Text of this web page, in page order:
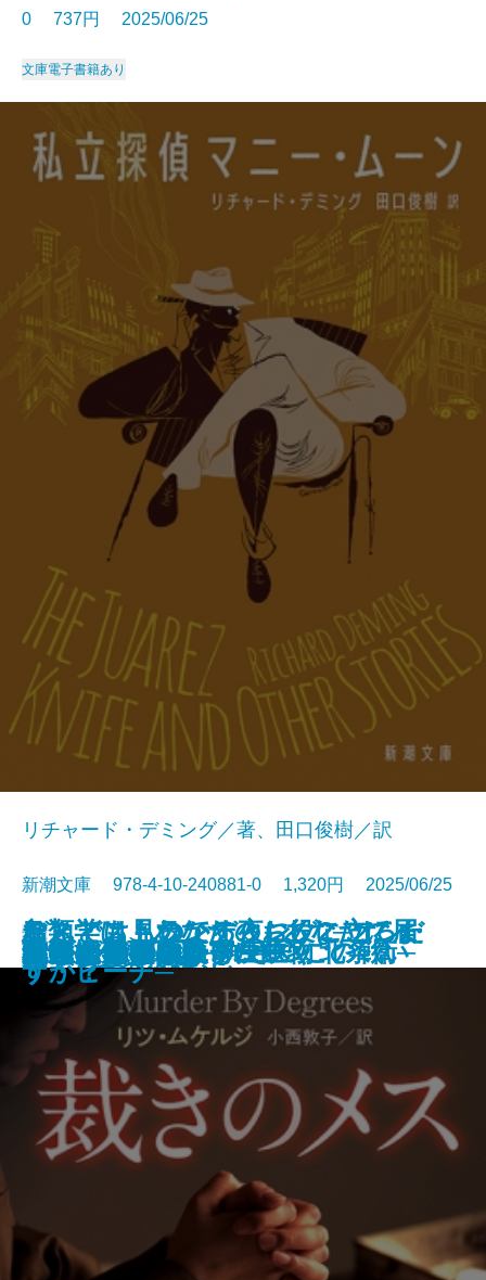
おとどけものです。─あなたに届
いた6つの恐怖─
あしたの名医3─執刀医・北条衛─
美しすぎた薔薇
君といた日の続き
皆のあらばしり
なんでも見つかる夜に、こころだ
けが見つからない
えげつない！ 寄生生物
らんたん
ナルニア国物語7 さいごの戦い
0 737円 2025/06/25
文庫電子書籍あり
私立探偵マニー・ムーン
リチャード・デミング／著、田口俊樹／訳
新潮文庫 978-4-10-240881-0 1,320円 2025/06/25
文庫
裁きのメス
デス・ストランディング2─オン・
ザ・ビーチ─
記憶の鍵盤
成瀬は天下を取りにいく
母ちゃんのフラフープ
しろがねの葉
答えは風のなか
鳥類学は、あなたのお役に立てま
すか？
いつまで
罠